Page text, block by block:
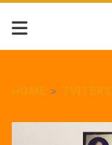
>